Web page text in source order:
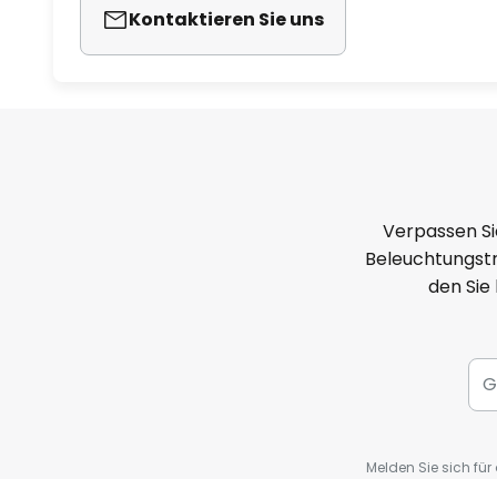
Kontaktieren Sie uns
Verpassen
den
Melden Sie sich